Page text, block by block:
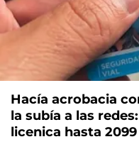
Hacía acrobacia
la subía a las
licenica hasta 2099